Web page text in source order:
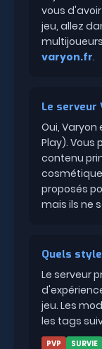
vous
jeu, allez
varyon.fr.
Le
Oui,
Play). Vous
contenu
proposés
mais ils ne
Quels
Le serveur
jeu. Les
les tags
PVP SURVIE